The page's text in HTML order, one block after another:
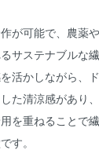
が可能で、農薬
サステナブルな繊
活かしながら、
た清涼感があり
を重ねることで
す。